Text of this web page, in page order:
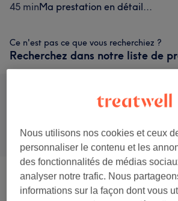
45 minMa prestation en détail...
Ce n'est pas ce que vous recherchiez ?
Recherchez dans notre liste de
Homme - Coupe De Cheveux Et
Barbier (10)
Nous utilisons nos cookies et ceux
personnaliser le contenu et les
des fonctionnalités de médias
analyser notre trafic. Nous
informations sur la façon dont vous